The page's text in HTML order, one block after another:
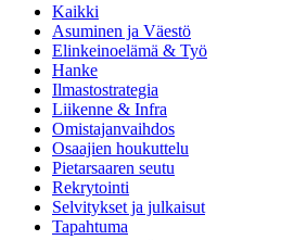
Kaikki
Asuminen ja Väestö
Elinkeinoelämä & Työ
Hanke
Ilmastostrategia
Liikenne & Infra
Omistajanvaihdos
Osaajien houkuttelu
Pietarsaaren seutu
Rekrytointi
Selvitykset ja julkaisut
Tapahtuma